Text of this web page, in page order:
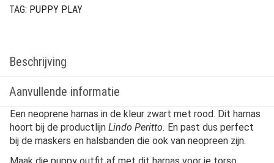
TAG: PUPPY PLAY
Beschrijving
Aanvullende informatie
Een neoprene harnas in de kleur zwart met rood. Dit harnas
hoort bij de productlijn Lindo Peritto. En past dus perfect
bij de maskers en halsbanden die ook van neopreen zijn.